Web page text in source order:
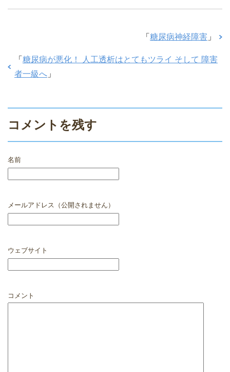
c
o
o
tt
e
ail e
「 糖尿病神経障害 」
「 糖尿病が悪化！ 人工透析はとてもツライ そして 障害
者一級へ 」
コメントを残す
名前
メールアドレス（公開されません）
ウェブサイト
コメント